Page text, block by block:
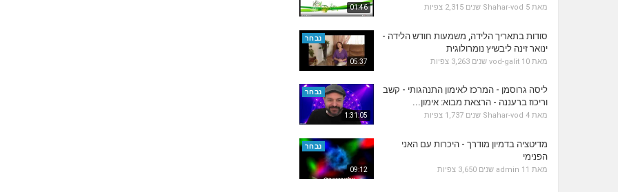
01:46 מאת Shahar-vod 5 שנים 2,315 צפיות
05:37
נבחר
סודות בתאריך הלידה, משמעות חודש הלידה -
ינואר זינה ליבשיץ נומרולוגית
מאת vod-galit 10 שנים 3,263 צפיות
1:31:05
נבחר
ליסה גרוסמן - המרכז לאימון התנהגותי - קשב
וריכוז ברעננה - הרצאת מבוא: אימון...
מאת Shahar-vod 4 שנים 1,737 צפיות
09:12
נבחר
מדיטציה בדמיון מודרך - היכרות עם האני
הפנימי
מאת admin 11 שנים 3,650 צפיות